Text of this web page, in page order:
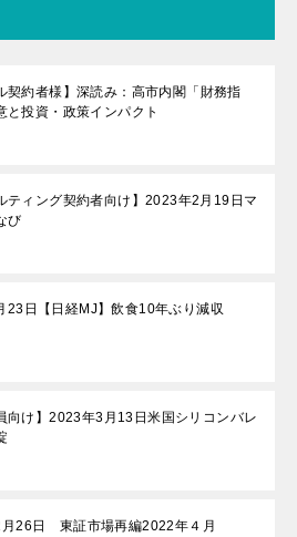
契約者様】深読み：高市内閣「財務指
と投資・政策インパクト
ティング契約者向け】2023年2月19日マ
び
23日【日経MJ】飲食10年ぶり減収
向け】2023年3月13日米国シリコンバレ
26日 東証市場再編2022年４月